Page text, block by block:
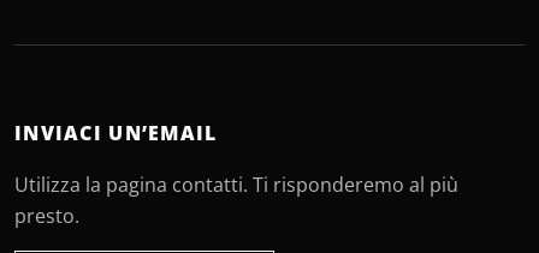
INVIACI UN’EMAIL
Utilizza la pagina contatti. Ti risponderemo al più
presto.